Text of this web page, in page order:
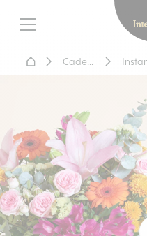
Menu
Accueil -